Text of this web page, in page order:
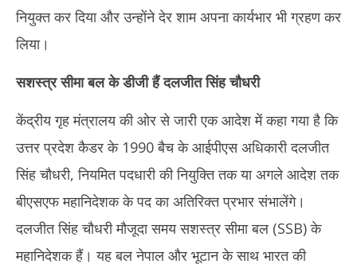
यूपी कैडर के IPS दलजीत सिंह चौधरी बने BSF के नए डीजी, संभाला अतिरिक्त
August
4,
नियुक्त कर दिया और उन्होंने देर शाम अपना कार्यभार भी ग्रहण कर
लिया।
सशस्त्र सीमा बल के डीजी हैं दलजीत सिंह चौधरी
केंद्रीय गृह मंत्रालय की ओर से जारी एक आदेश में कहा गया है कि
उत्तर प्रदेश कैडर के 1990 बैच के आईपीएस अधिकारी दलजीत
सिंह चौधरी, नियमित पदधारी की नियुक्ति तक या अगले आदेश तक
बीएसएफ महानिदेशक के पद का अतिरिक्त प्रभार संभालेंगे।
दलजीत सिंह चौधरी मौजूदा समय सशस्त्र सीमा बल (SSB) के
महानिदेशक हैं। यह बल नेपाल और भूटान के साथ भारत की